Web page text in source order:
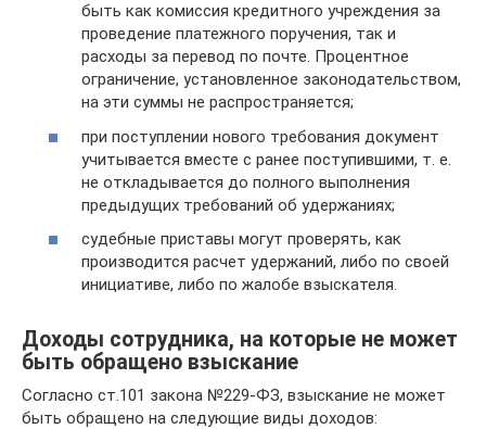
быть как комиссия кредитного учреждения за
проведение платежного поручения, так и
расходы за перевод по почте. Процентное
ограничение, установленное законодательством,
на эти суммы не распространяется;
при поступлении нового требования документ
учитывается вместе с ранее поступившими, т. е.
не откладывается до полного выполнения
предыдущих требований об удержаниях;
судебные приставы могут проверять, как
производится расчет удержаний, либо по своей
инициативе, либо по жалобе взыскателя.
Доходы сотрудника, на которые не может
быть обращено взыскание
Согласно ст.101 закона №229-ФЗ, взыскание не может
быть обращено на следующие виды доходов: